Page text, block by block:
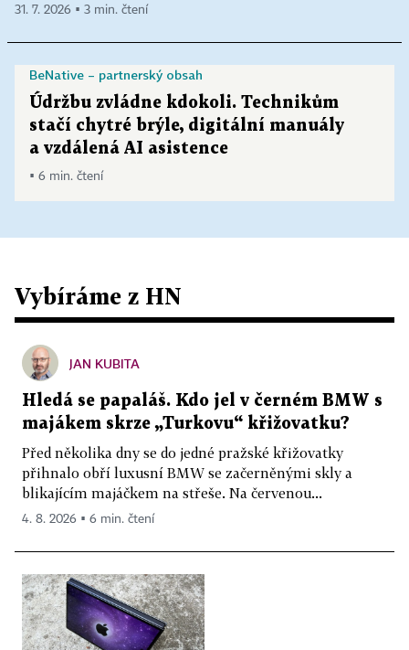
31. 7. 2026 ▪ 3 min. čtení
BeNative – partnerský obsah
Údržbu zvládne kdokoli. Technikům
stačí chytré brýle, digitální manuály
a vzdálená AI asistence
▪ 6 min. čtení
Vybíráme z HN
JAN KUBITA
Hledá se papaláš. Kdo jel v černém BMW s
majákem skrze „Turkovu“ křižovatku?
Před několika dny se do jedné pražské křižovatky
přihnalo obří luxusní BMW se začerněnými skly a
blikajícím majáčkem na střeše. Na červenou...
4. 8. 2026 ▪ 6 min. čtení